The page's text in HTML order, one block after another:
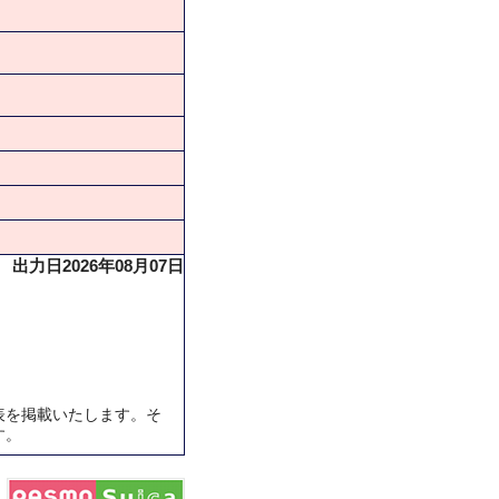
出力日2026年08月07日
掲載いたします。そ